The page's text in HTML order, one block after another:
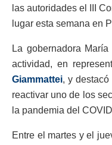
las autoridades el III
lugar esta semana en
La gobernadora
actividad, en
Giammattei, y
reactivar uno de los
la pandemia del
Entre el martes y el